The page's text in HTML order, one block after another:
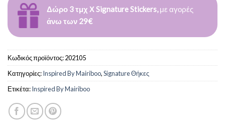
Δώρο 3 τμχ Χ Signature Stickers,με αγορές
άνω των 29€
Κωδικός προϊόντος:202105
Κατηγορίες:Inspired By Mairiboo,Signature Θήκες
Ετικέτα:Inspired By Mairiboo